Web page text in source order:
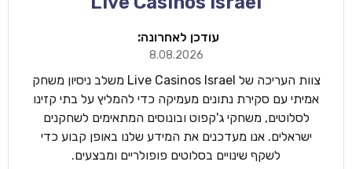
עודכן לאחרונה:
8.08.2026
צוות העריכה של Live Casinos Israel משלב ניסיון משחק
אמיתי עם סקירת נתונים מעמיקה כדי להמליץ על בתי קזינו
לסלוטים, משחקי ג'קפוט ובונוסים המתאימים לשחקנים
ישראלים. אנו מעדכנים את המידע שלנו באופן קבוע כדי
לשקף שינויים בסלוטים פופולריים ומבצעים.